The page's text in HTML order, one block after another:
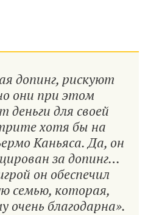
допинг, рискуют
они при этом
для своей
хотя бы на
Каньяса. Да, он
за допинг…
он обеспечил
семью, которая,
очень благодарна».